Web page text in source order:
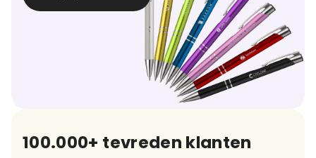
100.000+ tevreden klanten